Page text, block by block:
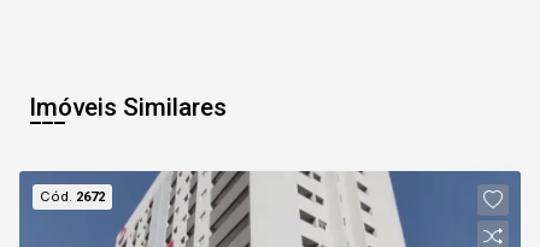
Imóveis Similares
Cód. 2672